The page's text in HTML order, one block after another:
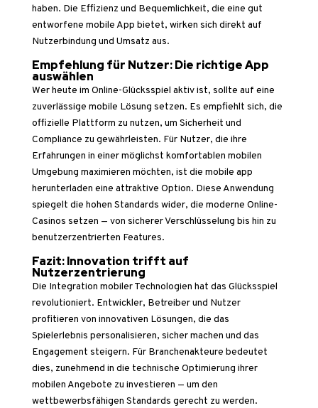
haben. Die Effizienz und Bequemlichkeit, die eine gut
entworfene mobile App bietet, wirken sich direkt auf
Nutzerbindung und Umsatz aus.
Empfehlung für Nutzer: Die richtige App
auswählen
Wer heute im Online-Glücksspiel aktiv ist, sollte auf eine
zuverlässige mobile Lösung setzen. Es empfiehlt sich, die
offizielle Plattform zu nutzen, um Sicherheit und
Compliance zu gewährleisten. Für Nutzer, die ihre
Erfahrungen in einer möglichst komfortablen mobilen
Umgebung maximieren möchten, ist die mobile app
herunterladen eine attraktive Option. Diese Anwendung
spiegelt die hohen Standards wider, die moderne Online-
Casinos setzen — von sicherer Verschlüsselung bis hin zu
benutzerzentrierten Features.
Fazit: Innovation trifft auf
Nutzerzentrierung
Die Integration mobiler Technologien hat das Glücksspiel
revolutioniert. Entwickler, Betreiber und Nutzer
profitieren von innovativen Lösungen, die das
Spielerlebnis personalisieren, sicher machen und das
Engagement steigern. Für Branchenakteure bedeutet
dies, zunehmend in die technische Optimierung ihrer
mobilen Angebote zu investieren — um den
wettbewerbsfähigen Standards gerecht zu werden.